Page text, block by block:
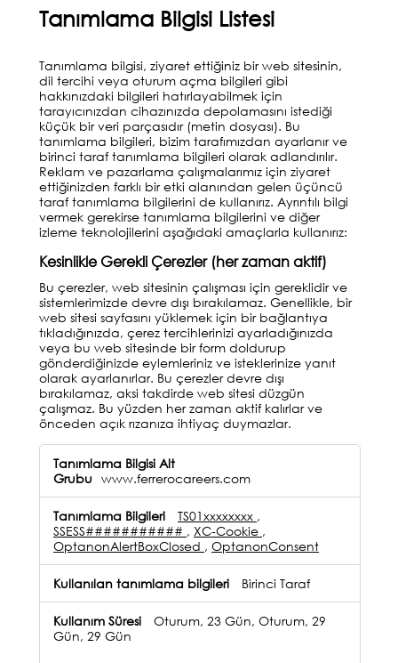
Tanımlama Bilgisi Listesi
Tanımlama bilgisi, ziyaret ettiğiniz bir web sitesinin,
dil tercihi veya oturum açma bilgileri gibi
hakkınızdaki bilgileri hatırlayabilmek için
tarayıcınızdan cihazınızda depolamasını istediği
küçük bir veri parçasıdır (metin dosyası). Bu
tanımlama bilgileri, bizim tarafımızdan ayarlanır ve
birinci taraf tanımlama bilgileri olarak adlandırılır.
Reklam ve pazarlama çalışmalarımız için ziyaret
ettiğinizden farklı bir etki alanından gelen üçüncü
taraf tanımlama bilgilerini de kullanırız. Ayrıntılı bilgi
vermek gerekirse tanımlama bilgilerini ve diğer
izleme teknolojilerini aşağıdaki amaçlarla kullanırız:
Kesinlikle Gerekli Çerezler (her zaman aktif)
Bu çerezler, web sitesinin çalışması için gereklidir ve
sistemlerimizde devre dışı bırakılamaz. Genellikle, bir
web sitesi sayfasını yüklemek için bir bağlantıya
tıkladığınızda, çerez tercihlerinizi ayarladığınızda
veya bu web sitesinde bir form doldurup
gönderdiğinizde eylemleriniz ve isteklerinize yanıt
olarak ayarlanırlar. Bu çerezler devre dışı
bırakılamaz, aksi takdirde web sitesi düzgün
çalışmaz. Bu yüzden her zaman aktif kalırlar ve
önceden açık rızanıza ihtiyaç duymazlar.
Kesinlikle
Gerekli
Çerezler
zaman
aktif)
www.ferrerocareers.com
TS01xxxxxxxx ,
SSESS########### , XC-Cookie ,
OptanonAlertBoxClosed , OptanonConsent
Birinci Taraf
Oturum, 23 Gün, Oturum, 29
Gün, 29 Gün